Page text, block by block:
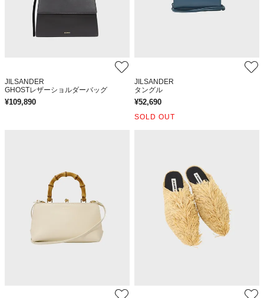
JILSANDER
GHOSTレザーショルダーバッグ
¥109,890
JILSANDER
タングル
¥52,690
SOLD OUT